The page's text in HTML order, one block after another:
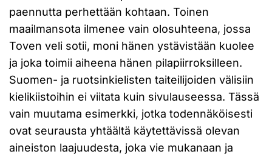
paennutta perhettään kohtaan. Toinen
maailmansota ilmenee vain olosuhteena, jossa
Toven veli sotii, moni hänen ystävistään kuolee
ja joka toimii aiheena hänen pilapiirroksilleen.
Suomen- ja ruotsinkielisten taiteilijoiden välisiin
kielikiistoihin ei viitata kuin sivulauseessa. Tässä
vain muutama esimerkki, jotka todennäköisesti
ovat seurausta yhtäältä käytettävissä olevan
aineiston laajuudesta, joka vie mukanaan ja